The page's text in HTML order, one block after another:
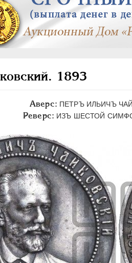
1893
Аверс: ПЕТРЪ ИЛЬИЧЪ
Реверс: ИЗЪ ШЕСТОЙ